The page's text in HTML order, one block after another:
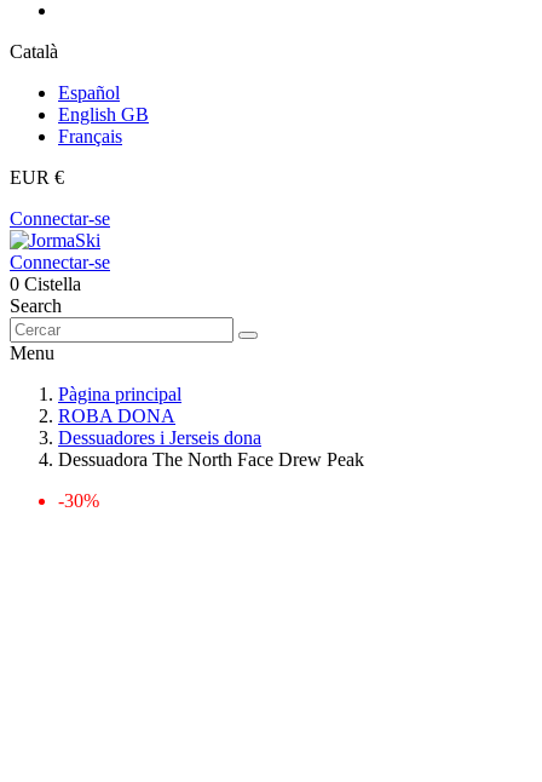
Català
Español
English GB
Français
EUR €
Connectar-se
Connectar-se
0 Cistella
Search
Menu
Pàgina principal
ROBA DONA
Dessuadores i Jerseis dona
Dessuadora The North Face Drew Peak
-30%